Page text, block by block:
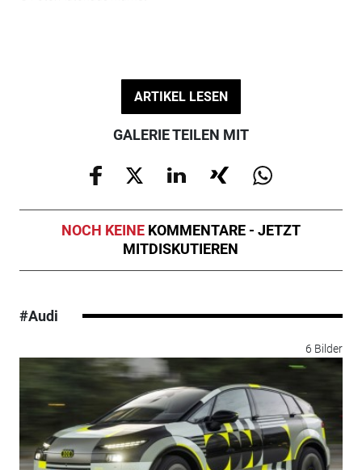
ARTIKEL LESEN
GALERIE TEILEN MIT
NOCH KEINE KOMMENTARE - JETZT
MITDISKUTIEREN
#Audi
6 Bilder